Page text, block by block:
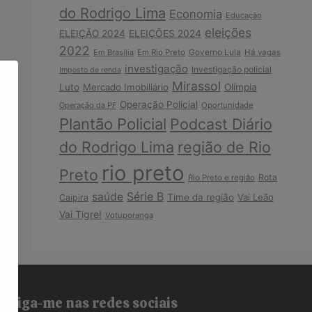
do Rodrigo Lima Economia Educação
ELEIÇÃO 2024 ELEIÇÕES 2024 eleições
2022 Em Brasília Em Rio Preto Governo Lula Há vagas
Imposto de renda investigação Investigação policial
Luto Mercado Imobiliário Mirassol Olímpia
Operação da PF Operação Policial Oportunidade
Plantão Policial Podcast Diário
do Rodrigo Lima região de Rio
Preto rio preto Rio Preto e região Rota
Caipira saúde Série B Time da região Vai Leão
Vai Tigre! Votuporanga
Siga-me nas redes sociais